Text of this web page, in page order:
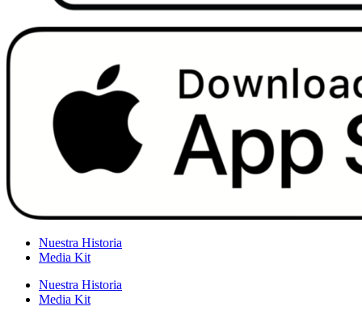
Nuestra Historia
Media Kit
Nuestra Historia
Media Kit